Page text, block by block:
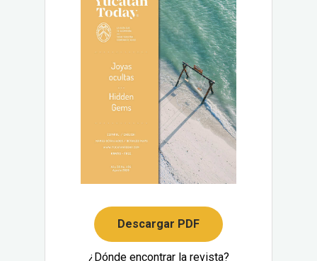
Descargar PDF
¿Dónde encontrar la revista?